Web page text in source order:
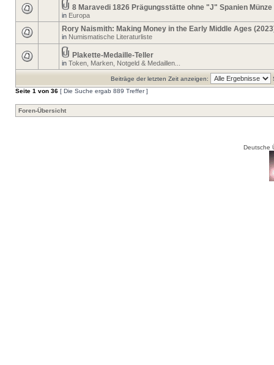
8 Maravedi 1826 Prägungsstätte ohne "J" Spanien Münze
in Europa
Rory Naismith: Making Money in the Early Middle Ages
in Numismatische Literaturliste
Plakette-Medaille-Teller
in Token, Marken, Notgeld & Medaillen...
Beiträge der letzten Zeit anzeigen:
Seite 1 von 36 [ Die Suche ergab 889 Treffer ]
Foren-Übersicht
Deutsche